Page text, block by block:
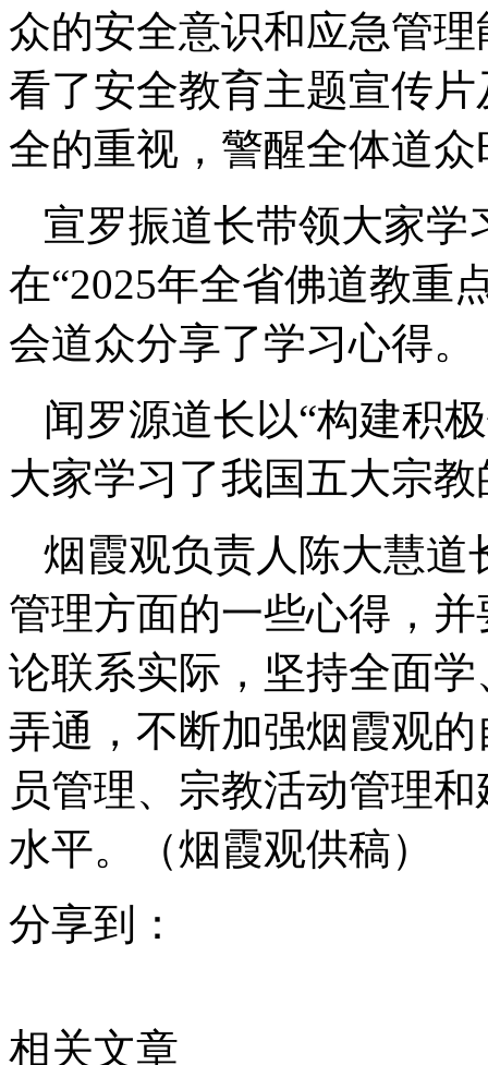
众的安全意识和应急管
看了安全教育主题宣传
全的重视，警醒全体道
宣罗振道长带领大家学
在“2025年全省佛道教重
会道众分享了学习心得。
闻罗源道长以“构建积
大家学习了我国五大宗
烟霞观负责人陈大慧道
管理方面的一些心得，
论联系实际，坚持全面
弄通，不断加强烟霞观
员管理、宗教活动管理
水平。（烟霞观供稿）
分享到：
相关文章